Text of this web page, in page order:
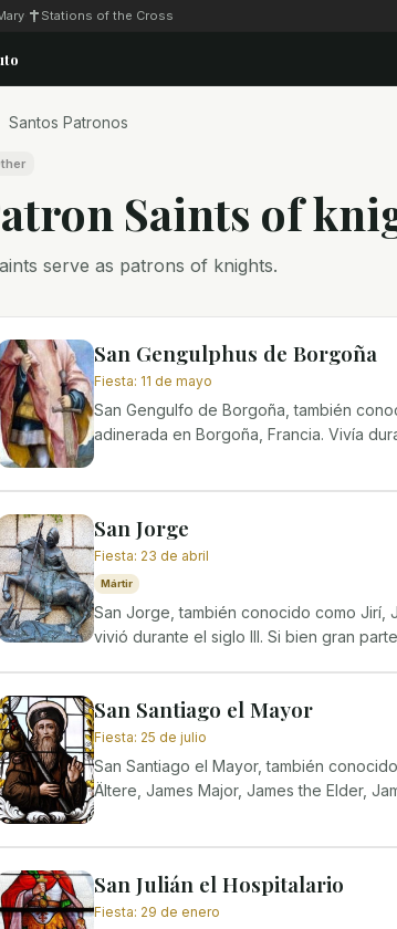
Stations of the Cross
Santos Patronos
Saints of
serve as patrons of knights.
San Gengulphus de Borgoña
Fiesta: 11 de mayo
San Gengulfo de Borgoña, también
adinerada en Borgoña, Francia. Vivía
San Jorge
Fiesta: 23 de abril
Mártir
San Jorge, también conocido como Jirí,
vivió durante el siglo III. Si bien gran
San Santiago el Mayor
Fiesta: 25 de julio
San Santiago el Mayor, también
Ältere, James Major, James the Elder,
San Julián el Hospitalario
Fiesta: 29 de enero